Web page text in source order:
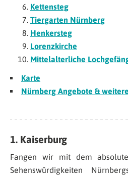
Kettensteg
Tiergarten Nürnberg
Henkersteg
Lorenzkirche
Mittelalterliche
Karte
Nürnberg Angebote &
1. Kaiserburg
Fangen wir mit dem
Sehenswürdigkeiten